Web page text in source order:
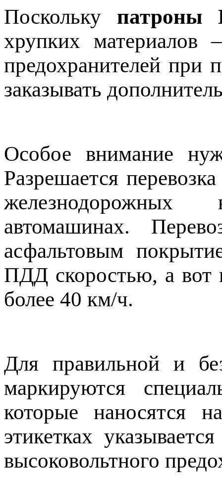
Поскольку патроны
хрупких материалов
предохранителей при
заказывать
Особое внимание
Разрешается
железнодорожных
автомашинах.
асфальтовым
ПДД скоростью, а вот
более 40 км/ч.
Для правильной и
маркируются
которые наносятся
этикетках
высоковольтного